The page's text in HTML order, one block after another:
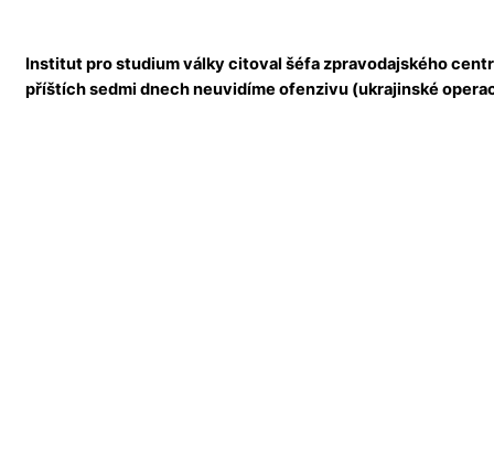
Institut pro studium války citoval šéfa zpravodajského
příštích sedmi dnech neuvidíme ofenzivu (ukrajinské